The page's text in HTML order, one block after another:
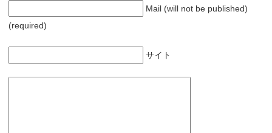
Mail (will not be published)
(required)
サイト